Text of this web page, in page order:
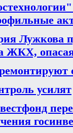
Лужкова
ЖКХ,
усилят